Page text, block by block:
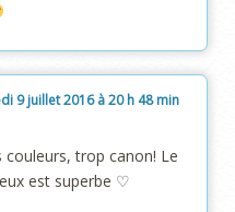
9 juillet 2016 à 20 h 48 min
couleurs, trop canon! Le
est superbe ♡